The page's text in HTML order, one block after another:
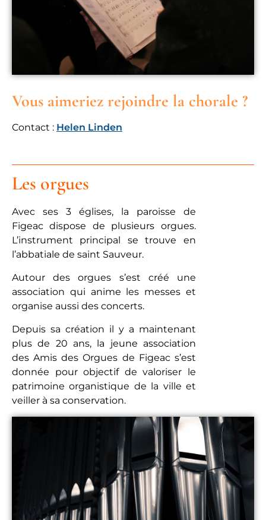
Vous aimeriez rejoindre la chorale ?
Contact : Helen Linden
Les orgues
Avec ses 3 églises, la paroisse de
Figeac dispose de plusieurs orgues.
L’instrument principal se trouve en
l’abbatiale de saint Sauveur.
Autour des orgues s’est créé une
association qui anime les messes et
organise aussi des concerts.
Depuis sa création il y a maintenant
plus de 20 ans, la jeune association
des Amis des Orgues de Figeac s’est
donnée pour objectif de valoriser le
patrimoine organistique de la ville et
veiller à sa conservation.